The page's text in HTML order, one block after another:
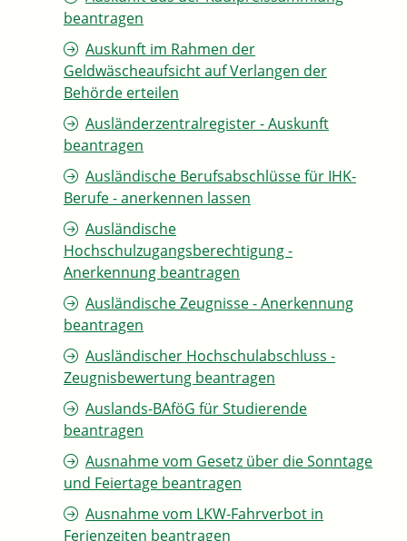
beantragen
Auskunft im Rahmen der
Geldwäscheaufsicht auf Verlangen der
Behörde erteilen
Ausländerzentralregister - Auskunft
beantragen
Ausländische Berufsabschlüsse für IHK-
Berufe - anerkennen lassen
Ausländische
Hochschulzugangsberechtigung -
Anerkennung beantragen
Ausländische Zeugnisse - Anerkennung
beantragen
Ausländischer Hochschulabschluss -
Zeugnisbewertung beantragen
Auslands-BAföG für Studierende
beantragen
Ausnahme vom Gesetz über die Sonntage
und Feiertage beantragen
Ausnahme vom LKW-Fahrverbot in
Ferienzeiten beantragen